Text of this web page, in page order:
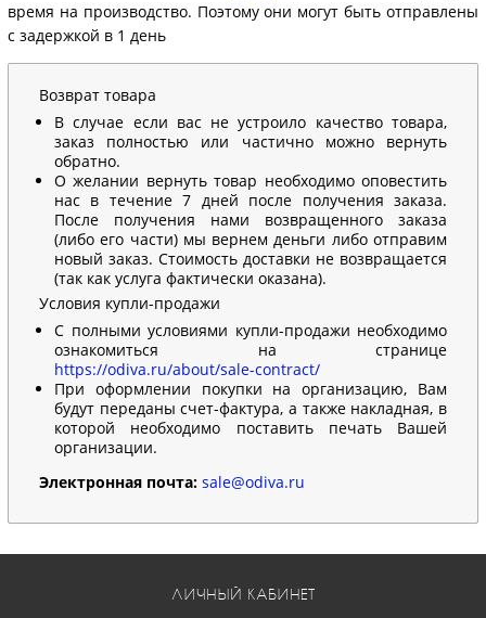
время на производство. Поэтому они могут быть отправлены
с задержкой в 1 день
Возврат товара
В случае если вас не устроило качество товара,
заказ полностью или частично можно вернуть
обратно.
О желании вернуть товар необходимо оповестить
нас в течение 7 дней после получения заказа.
После получения нами возвращенного заказа
(либо его части) мы вернем деньги либо отправим
новый заказ. Стоимость доставки не возвращается
(так как услуга фактически оказана).
Условия купли-продажи
С полными условиями купли-продажи необходимо
ознакомиться на странице
https://odiva.ru/about/sale-contract/
При оформлении покупки на организацию, Вам
будут переданы счет-фактура, а также накладная, в
которой необходимо поставить печать Вашей
организации.
Электронная почта: sale@odiva.ru
ЛИЧНЫЙ КАБИНЕТ